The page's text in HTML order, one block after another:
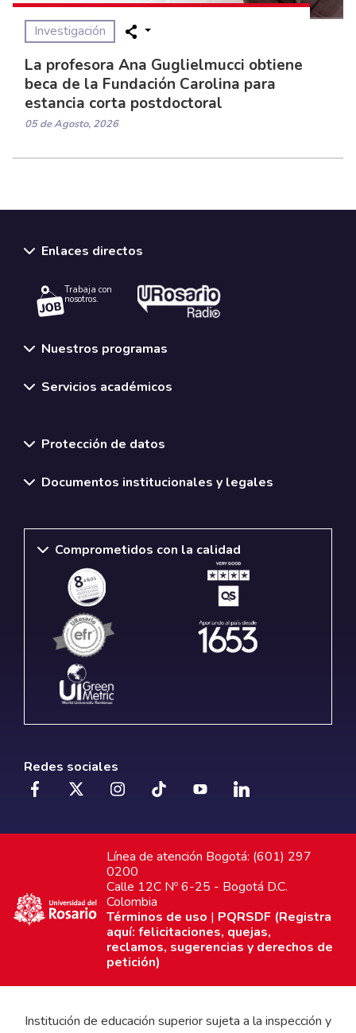
Investigación
La profesora Ana Guglielmucci obtiene
beca de la Fundación Carolina para
estancia corta postdoctoral
05 de Agosto, 2026
Enlaces directos
Trabaja con
nosotros.
Nuestros programas
Servicios académicos
Protección de datos
Documentos institucionales y legales
Comprometidos con la calidad
Redes sociales
Línea de atención Bogotá: (601) 297
0200
Calle 12C Nº 6-25 - Bogotá D.C.
Colombia
Términos de uso | PQRSDF (Registra
aquí: felicitaciones, quejas,
reclamos, sugerencias y derechos de
petición)
Institución de educación superior sujeta a la inspección y